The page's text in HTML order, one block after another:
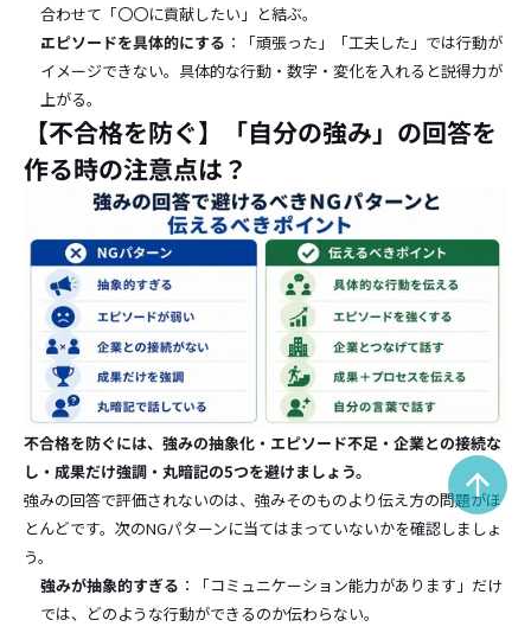
合わせて「〇〇に貢献したい」と結ぶ。
エピソードを具体的にする ：「頑張った」「工夫した」では行動が
イメージできない。具体的な行動・数字・変化を入れると説得力が
上がる。
【不合格を防ぐ】「自分の強み」の回答を
作る時の注意点は？
不合格を防ぐには、強みの抽象化・エピソード不足・企業との接続な
し・成果だけ強調・丸暗記の5つを避けましょう。
強みの回答で評価されないのは、強みそのものより伝え方の問題がほ
とんどです。次のNGパターンに当てはまっていないかを確認しましょ
う。
強みが抽象的すぎる ：「コミュニケーション能力があります」だけ
では、どのような行動ができるのか伝わらない。